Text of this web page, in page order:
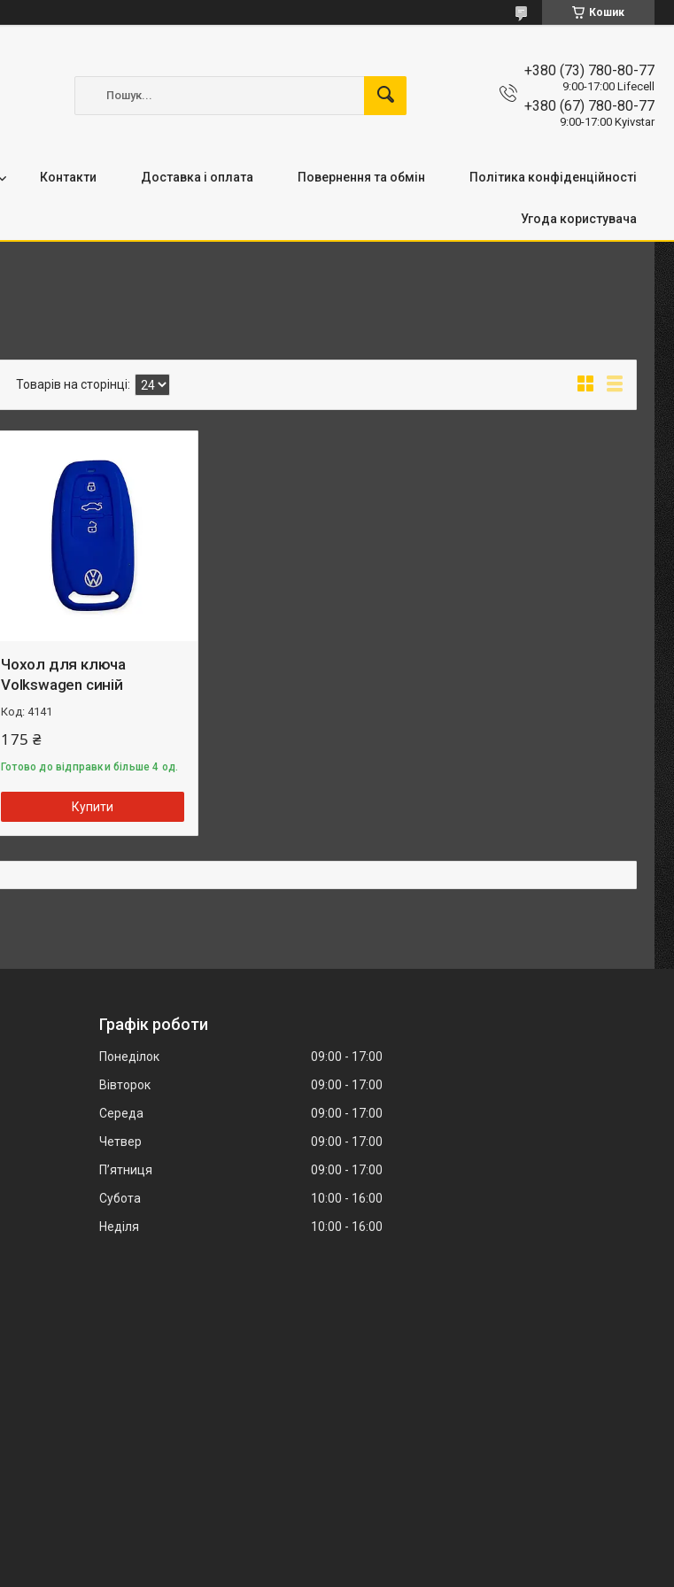
Кошик
+380 (73) 780-80-77
9:00-17:00 Lifecell
+380 (67) 780-80-77
9:00-17:00 Kyivstar
Контакти Доставка і оплата Повернення та обмін Політика конфіденційності
Угода користувача
Чохол для ключа
Volkswagen синій
4141
175 ₴
Готово до відправки більше 4 од.
Купити
Графік роботи
Понеділок 09:00
17:00
Вівторок
09:00
17:00
Середа
09:00
17:00
Четвер
09:00
17:00
Пʼятниця
09:00
17:00
Субота
10:00
16:00
Неділя
10:00 16:00